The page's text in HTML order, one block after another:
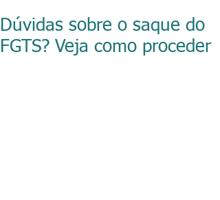
Dúvidas sobre o saque do
FGTS? Veja como proceder